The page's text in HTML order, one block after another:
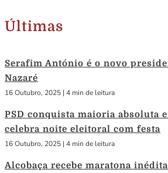
Últimas
Serafim António é o novo
Nazaré
16 Outubro, 2025 | 4 min de leitura
PSD conquista maioria absoluta
celebra noite eleitoral com festa
16 Outubro, 2025 | 4 min de leitura
Alcobaça recebe maratona